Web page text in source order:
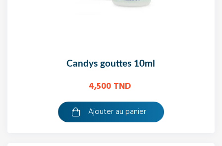
candys gouttes 10ml
4,500 TND
Ajouter au panier